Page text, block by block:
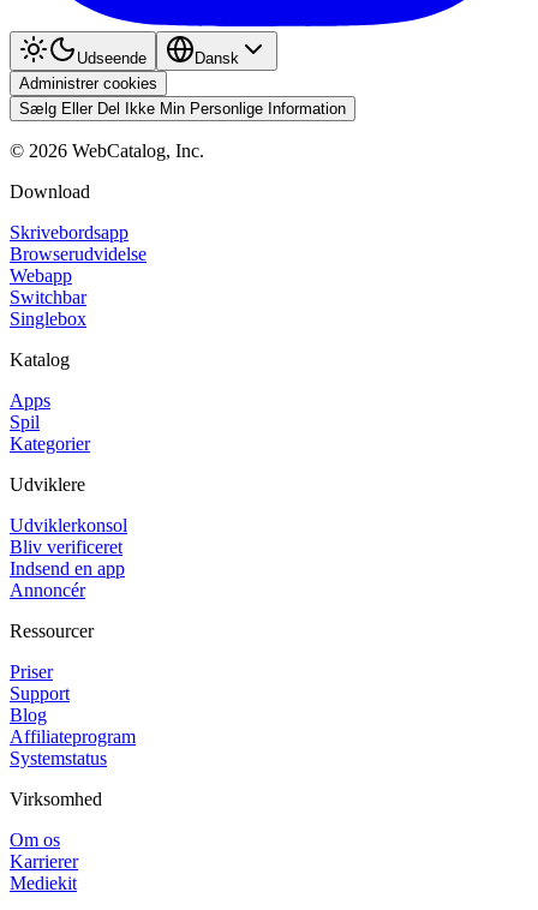
Udseende
Dansk
Administrer cookies
Sælg Eller Del Ikke Min Personlige Information
© 2026 WebCatalog, Inc.
Download
Skrivebordsapp
Browserudvidelse
Webapp
Switchbar
Singlebox
Katalog
Apps
Spil
Kategorier
Udviklere
Udviklerkonsol
Bliv verificeret
Indsend en app
Annoncér
Ressourcer
Priser
Support
Blog
Affiliateprogram
Systemstatus
Virksomhed
Om os
Karrierer
Mediekit